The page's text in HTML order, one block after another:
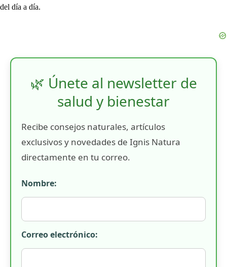
del día a día.
🌿 Únete al newsletter de
salud y bienestar
Recibe consejos naturales, artículos
exclusivos y novedades de Ignis Natura
directamente en tu correo.
Nombre:
Correo electrónico: